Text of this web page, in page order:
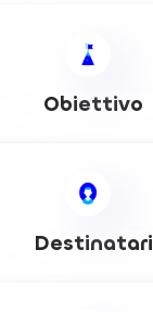
Obiettivo
Destinatari